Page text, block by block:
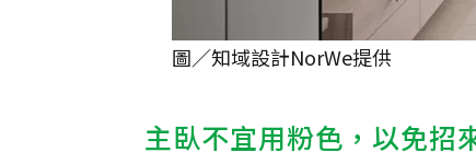
圖／知域設計NorWe提供
主臥不宜用粉色，以免招